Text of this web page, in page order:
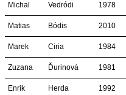
Michal Vedródi 1978
Matias Bódis 2010
Marek Ciria 1984
Zuzana Ďurinová 1981
Enrik Herda 1992